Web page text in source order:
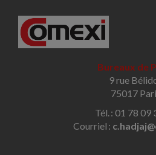
Bureaux de
9 rue
75017
Tél. : 01 78 09
Courriel :